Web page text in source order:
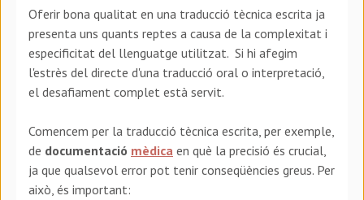
Oferir bona qualitat en una traducció tècnica escrita ja
presenta uns quants reptes a causa de la complexitat i
especificitat del llenguatge utilitzat. Si hi afegim
l'estrès del directe d'una traducció oral o interpretació,
el desafiament complet està servit.
Comencem per la traducció tècnica escrita, per exemple,
de documentació mèdica en què la precisió és crucial,
ja que qualsevol error pot tenir conseqüències greus. Per
això, és important: